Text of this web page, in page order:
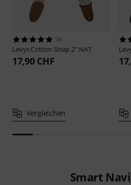
74
LevysCotton Strap 2" NAT
17,90 CHF
Vergleichen
Smart